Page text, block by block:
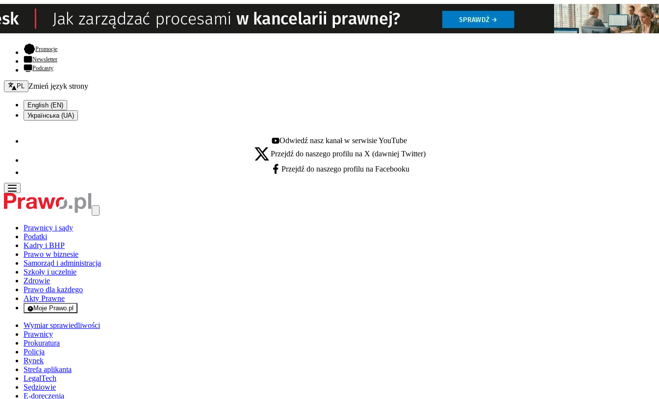
Promocje- otwiera się w nowej karcie
Newsletter
Podcasty
Zmień język - bieżący:
PL Zmień język strony
English (EN)
Українська (UA)
Youtube - otwiera się w nowej karcie
Odwiedź nasz kanał w serwisie YouTube
X - otwiera się w nowej karcie
Przejdź do naszego profilu na X (dawniej Twitter)
Facebook - otwiera się w nowej karcie
Przejdź do naszego profilu na Facebooku
Prawnicy i sądy
Podatki
Kadry i BHP
Prawo w biznesie
Samorząd i administracja
Szkoły i uczelnie
Zdrowie
Prawo dla każdego
Akty Prawne
Moje Prawo.pl
- rejestracja i logowanie do serwisu
Wymiar sprawiedliwości
Prawnicy
Prokuratura
Policja
Rynek
Strefa aplikanta
LegalTech
Sędziowie
E-doręczenia